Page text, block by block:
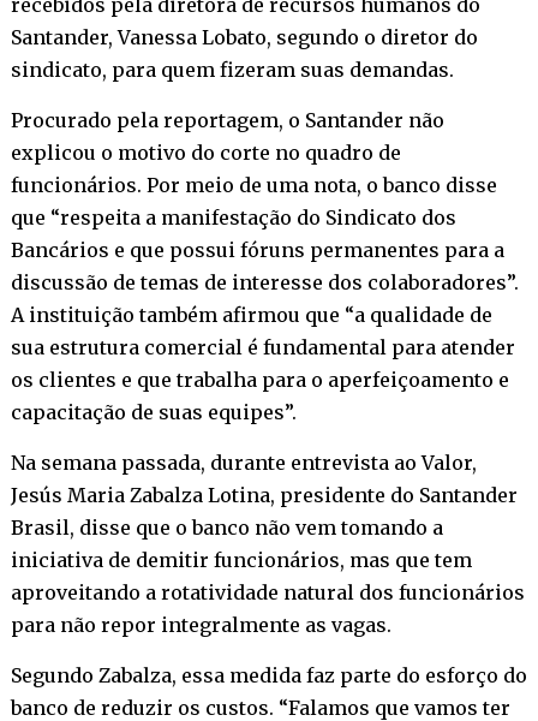
Santander, Vanessa Lobato, segundo o diretor do
sindicato, para quem fizeram suas demandas.
Procurado pela reportagem, o Santander não
explicou o motivo do corte no quadro de
funcionários. Por meio de uma nota, o banco disse
que “respeita a manifestação do Sindicato dos
Bancários e que possui fóruns permanentes para a
discussão de temas de interesse dos colaboradores”.
A instituição também afirmou que “a qualidade de
sua estrutura comercial é fundamental para atender
os clientes e que trabalha para o aperfeiçoamento e
capacitação de suas equipes”.
Na semana passada, durante entrevista ao Valor,
Jesús Maria Zabalza Lotina, presidente do Santander
Brasil, disse que o banco não vem tomando a
iniciativa de demitir funcionários, mas que tem
aproveitando a rotatividade natural dos funcionários
para não repor integralmente as vagas.
Segundo Zabalza, essa medida faz parte do esforço do
banco de reduzir os custos. “Falamos que vamos ter